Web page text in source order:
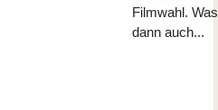
Filmwahl. Was
dann auch...